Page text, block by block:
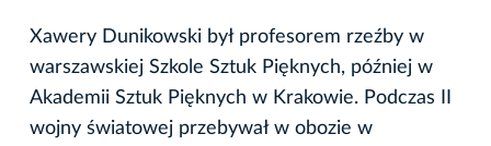
Xawery Dunikowski był profesorem rzeźby w
warszawskiej Szkole Sztuk Pięknych, później w
Akademii Sztuk Pięknych w Krakowie. Podczas II
wojny światowej przebywał w obozie w